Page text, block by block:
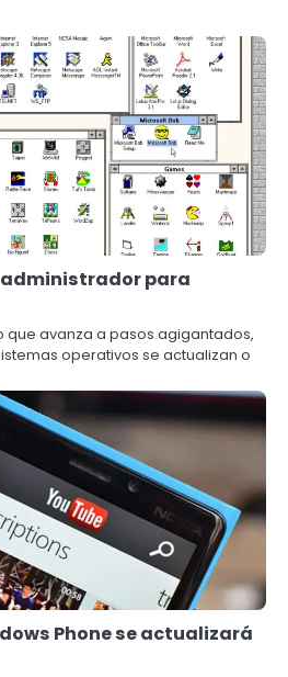
administrador para
que avanza a pasos agigantados,
operativos se actualizan o
Phone se actualizará